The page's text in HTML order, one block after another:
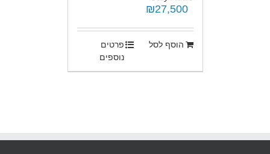
₪27,500
הוסף לסל
פרטים
נוספים